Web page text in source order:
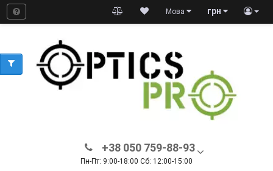
грн
Мова
+38 050 759-88-93
Пн-Пт: 9:00-18:00 Сб: 12:00-15:00